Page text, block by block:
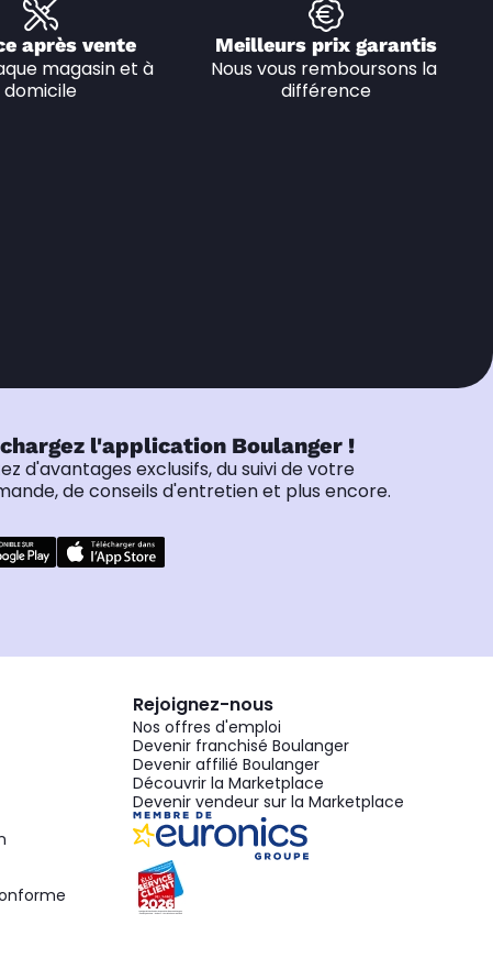
après vente
magasin et à
domicile
Meilleurs prix garantis
Nous vous remboursons la
différence
l'application Boulanger !
d'avantages exclusifs, du suivi de votre
de conseils d'entretien et plus encore.
Rejoignez-nous
Nos offres d'emploi
Devenir franchisé Boulanger
Devenir affilié Boulanger
Découvrir la Marketplace
Devenir vendeur sur la Marketplace